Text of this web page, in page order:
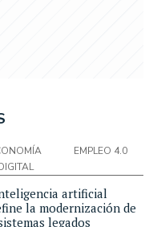
EMPLEO 4.0
artificial
la modernización de
legados